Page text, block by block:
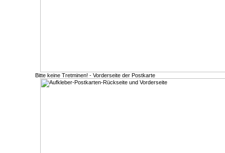
Bitte keine Tretminen! - Vorderseite der Postkarte